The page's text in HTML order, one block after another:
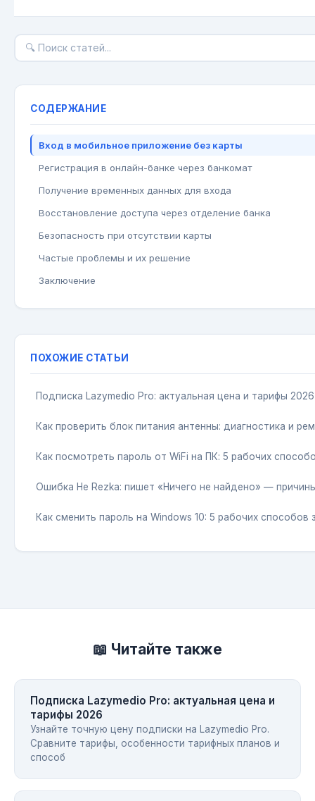
СОДЕРЖАНИЕ
Вход в мобильное приложение без карты
Регистрация в онлайн-банке через банкомат
Получение временных данных для входа
Восстановление доступа через отделение банка
Безопасность при отсутствии карты
Частые проблемы и их решение
Заключение
ПОХОЖИЕ СТАТЬИ
Подписка Lazymedio Pro: актуальная цена и тарифы 2026
Как проверить блок питания антенны: диагностика и
Как посмотреть пароль от WiFi на ПК: 5 рабочих
Ошибка He Rezka: пишет «Ничего не найдено» —
Как сменить пароль на Windows 10: 5 рабочих способов
📖 Читайте также
Подписка Lazymedio Pro: актуальная цена и
тарифы 2026
Узнайте точную цену подписки на Lazymedio Pro.
Сравните тарифы, особенности тарифных планов и
способ